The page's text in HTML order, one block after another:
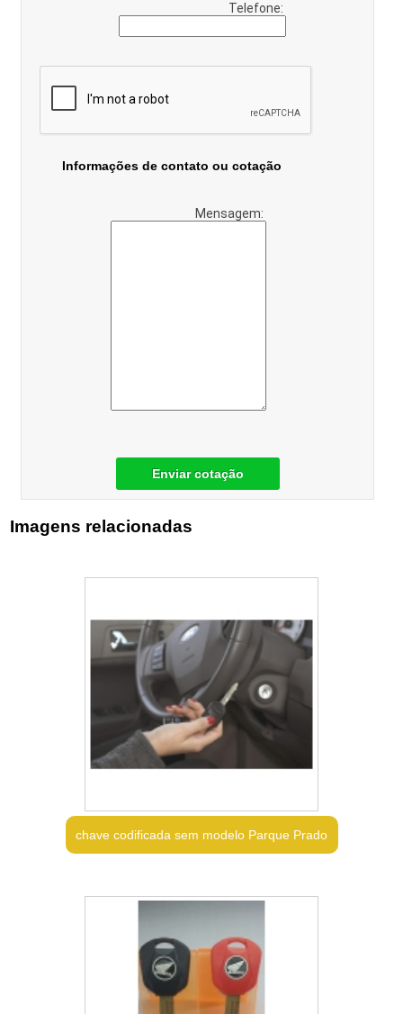
Telefone:
Informações de contato ou cotação
Mensagem:
Enviar cotação
Imagens relacionadas
chave codificada sem modelo Parque Prado